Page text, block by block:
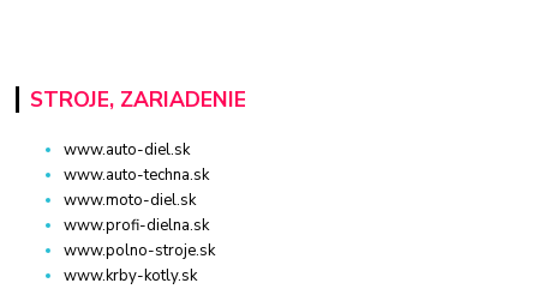
STROJE, ZARIADENIE
www.auto-diel.sk
www.auto-techna.sk
www.moto-diel.sk
www.profi-dielna.sk
www.polno-stroje.sk
www.krby-kotly.sk